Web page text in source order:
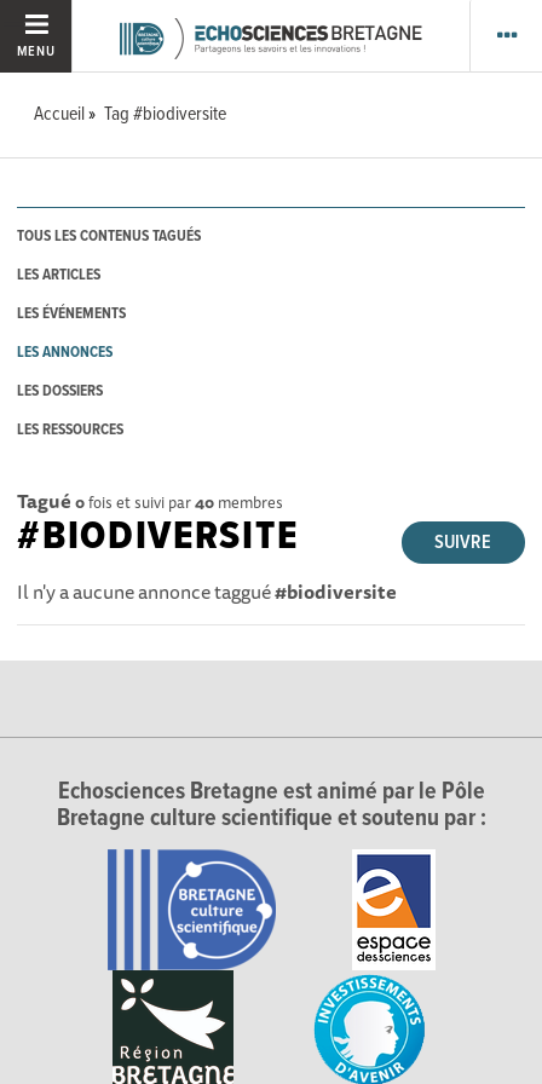
MENU
Accueil Tag #biodiversite
TOUS LES CONTENUS TAGUÉS
LES ARTICLES
LES ÉVÉNEMENTS
LES ANNONCES
LES DOSSIERS
LES RESSOURCES
Tagué 0fois et suivi par40 membres
SUIVRE
#BIODIVERSITE
Il n'y a aucune annonce taggué#biodiversite
Echosciences Bretagne est animé par le Pôle
Bretagne culture scientifique et soutenu par :